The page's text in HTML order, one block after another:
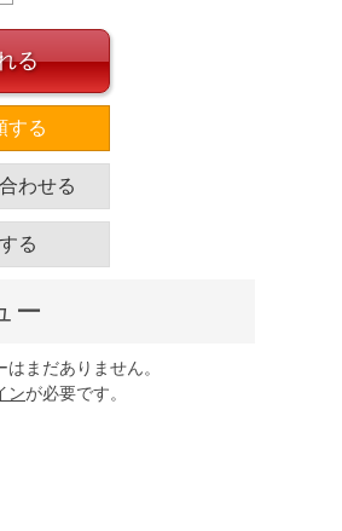
る
する
わせる
る
ー
まだありません。
ンが必要です。